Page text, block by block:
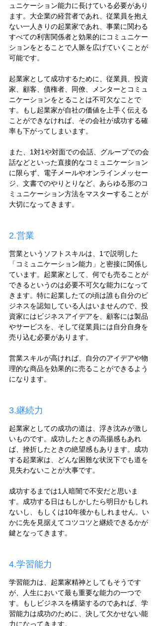
ュニケーション能力に長けている必要があり
ます。大企業の経営者であれ、従業員を抱え
ない一人きりの起業家であれ、事業に関わる
すべての利害関係者と効果的にコミュニケー
ションをとることで人脈を広げていくことが
可能です。
起業家として成功するために、従業員、投資
家、顧客、債権者、同僚、メンターとコミュ
ニケーションをとることは不可欠なことで
す。もし起業家が自社の価値を上手く伝える
ことができなければ、その会社が成功する確
率も下がってしまいます。
また、1対1や対面での会話、グループでの会
話などといった直接的なコミュニケーション
に限らず、電子メールやオンラインメッセー
ジ、文書でのやりとりなど、あらゆる形のコ
ミュニケーション方法をマスターすることが
大切になってきます。
2.営業
営業というソフトスキルは、1で説明した
「コミュニケーション能力」と密接に関係し
ています。起業家として、何でも売ることが
できるというのは必要不可欠な能力になって
きます。特に起業したての頃は誰も自分のビ
ジネスを認知している人はいませんので、投
資家にはビジネスアイデアを、顧客には製品
やサービスを、そして従業員には自分自身を
売り込む必要があります。
営業スキルが高ければ、自分のアイデアや物
理的な商品を効果的に売ることができるよう
になります。
3.継続力
起業家としての成功の道は、浮き沈みが激し
いものです。成功したときの高揚感もあれ
ば、挫折したときの絶望感もあります。成功
する起業家は、どんな困難な状況下でも道を
見失わないことが大事です。
成功するまでは1人暗闇で不安だと思いま
す。成功する日はもしかしたら明日かもしれ
ないし、もしくは10年後かもしれません。い
かに先を見据えてコツコツと継続できるかが
鍵となってきます。
4.学習能力
学習能力は、起業家精神としてもそうです
が、人生において最も重要な能力の一つで
す。もしビジネスを構築するのであれば、学
習能力は成功のために、決して欠かせない能
力になってきます。